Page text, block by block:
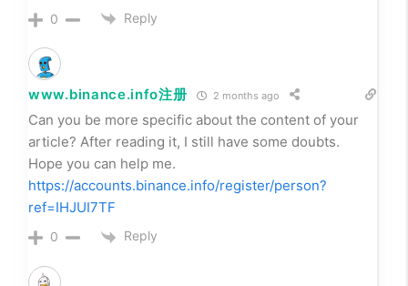
0 Reply
www.binance.info注册 2 months ago
Can you be more specific about the content of your
article? After reading it, I still have some doubts.
Hope you can help me.
https://accounts.binance.info/register/person?
ref=IHJUI7TF
0 Reply